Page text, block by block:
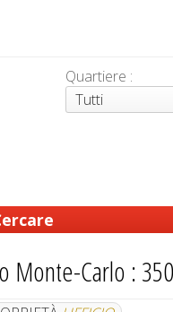
Monte-Carlo :
Quartiere :
Tutti